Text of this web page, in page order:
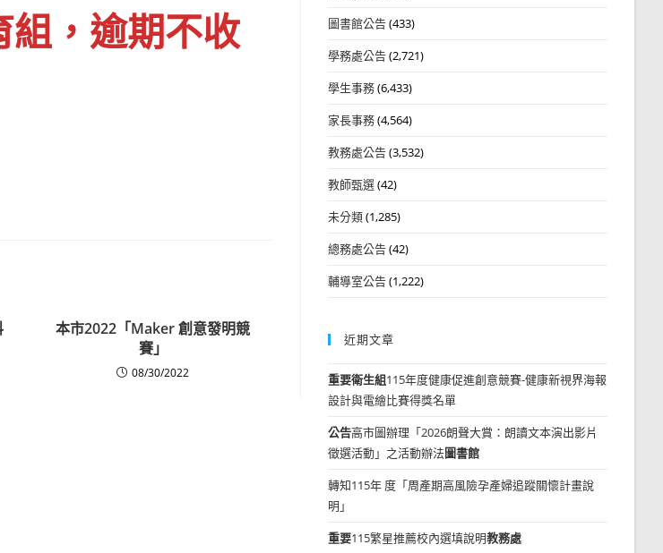
，逾期不收
本市2022「Maker 創意發明競
賽」
08/30/2022
圖書館公告(433)
學務處公告(2,721)
學生事務(6,433)
家長事務(4,564)
教務處公告(3,532)
教師甄選(42)
未分類(1,285)
總務處公告(42)
輔導室公告(1,222)
近期文章
重要衛生組115年度健康促進創意競賽-健康新視界海報
設計與電繪比賽得獎名單
公告高市圖辦理「2026朗聲大賞：朗讀文本演出影片
徵選活動」之活動辦法圖書館
轉知115年 度「周產期高風險孕產婦追蹤關懷計畫說
明」
重要115繁星推薦校內選填說明教務處